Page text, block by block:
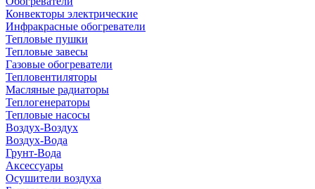
Конвекторы электрические
Инфракрасные обогреватели
Тепловые пушки
Тепловые завесы
Газовые обогреватели
Тепловентиляторы
Масляные радиаторы
Теплогенераторы
Тепловые насосы
Воздух-Воздух
Воздух-Вода
Грунт-Вода
Аксессуары
Осушители воздуха